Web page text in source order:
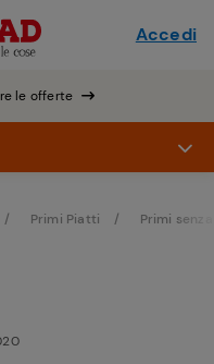
le offerte
Accedi
Primi Piatti Primi